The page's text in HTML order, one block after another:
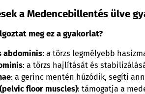
a Medencebillentés ülve
meg ez a gyakorlat?
abdominis: a törzs legmélyebb
: a törzs hajlítását és
: a gerinc mentén húzódik, segíti
floor muscles): támogatja a